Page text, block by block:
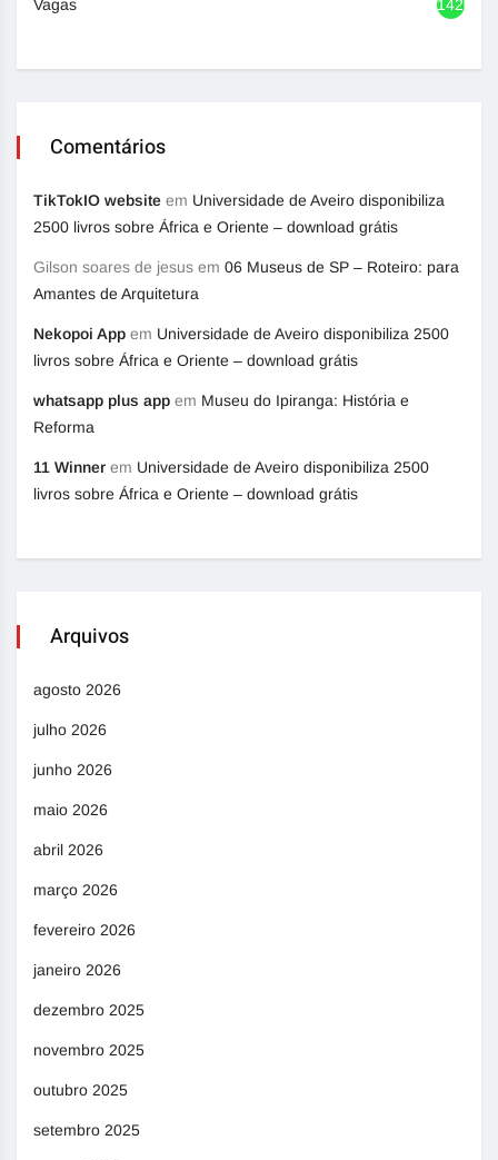
Vagas 1420
Comentários
TikTokIO website em Universidade de Aveiro disponibiliza
2500 livros sobre África e Oriente – download grátis
Gilson soares de jesus em 06 Museus de SP – Roteiro: para
Amantes de Arquitetura
Nekopoi App em Universidade de Aveiro disponibiliza 2500
livros sobre África e Oriente – download grátis
whatsapp plus app em Museu do Ipiranga: História e
Reforma
11 Winner em Universidade de Aveiro disponibiliza 2500
livros sobre África e Oriente – download grátis
Arquivos
agosto 2026
julho 2026
junho 2026
maio 2026
abril 2026
março 2026
fevereiro 2026
janeiro 2026
dezembro 2025
novembro 2025
outubro 2025
setembro 2025